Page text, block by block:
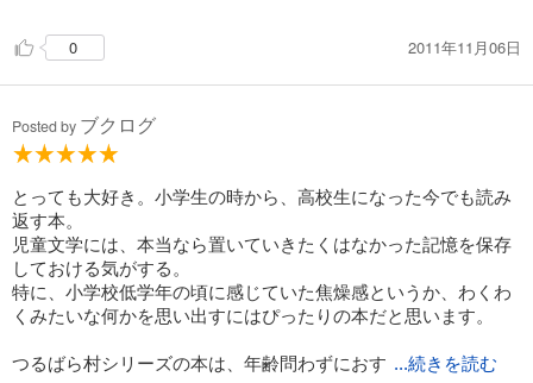
0 2011年11月06日
Posted by ブクログ
とっても大好き。小学生の時から、高校生になった今でも読み
返す本。
児童文学には、本当なら置いていきたくはなかった記憶を保存
しておける気がする。
特に、小学校低学年の頃に感じていた焦燥感というか、わくわ
くみたいな何かを思い出すにはぴったりの本だと思います。
つるばら村シリーズの本は、年齢問わずにおす ...続きを読む